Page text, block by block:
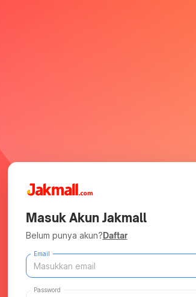
Masuk Akun Jakmall
Belum punya akun?Daftar
Email
Password